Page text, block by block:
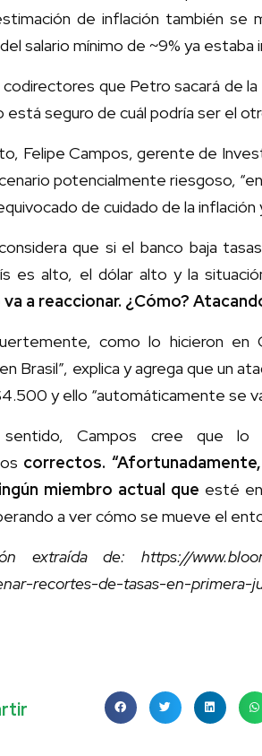
de inflación también se
salario mínimo de ~9% ya
que Petro sacará de la
está seguro de cuál podría ser el
Felipe Campos, gerente de
potencialmente riesgoso,
de cuidado de la inflación
que si el banco baja
es alto, el dólar alto y la
a reaccionar. ¿Cómo?
como lo hicieron
Brasil”, explica y agrega que un
y ello “automáticamente se
Campos cree que lo
correctos.
miembro actual que esté
a ver cómo se mueve el
extraída de: https://
recortes-de-tasas-en-